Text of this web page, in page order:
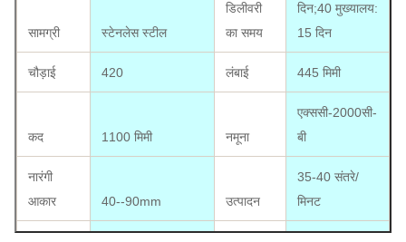
सामग्री स्टेनलेस स्टील
डिलीवरी
का समय
दिन;40 मुख्यालय:
15 दिन
चौड़ाई 420 लंबाई 445 मिमी
कद 1100 मिमी नमूना
एक्ससी-2000सी-
बी
नारंगी
आकार
40--90mm उत्पादन
35-40 संतरे/
मिनट